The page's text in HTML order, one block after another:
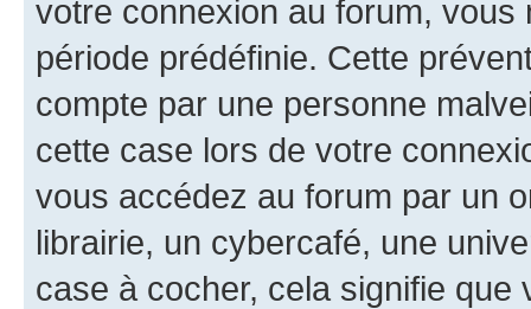
votre connexion au forum,
période prédéfinie. Cette
compte par une personne
cette case lors de votre
vous accédez au forum par un
librairie, un cybercafé, une
case à cocher, cela signifie